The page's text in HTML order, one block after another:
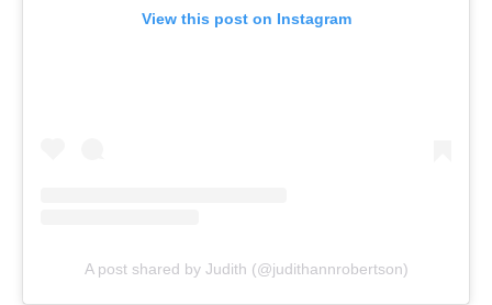
View this post on Instagram
A post shared by Judith (@judithannrobertson)